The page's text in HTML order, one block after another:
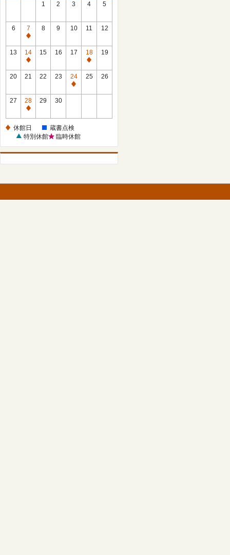
1 2 3 4 5
6
7
休
館
日
8 9 10 11 12
13
14
休
館
15 16 17
18
休
館
19
20 21 22 23
24
休
25 26
27
28
休
日
29 30
休館日
蔵書点検
特別休館
臨時休館